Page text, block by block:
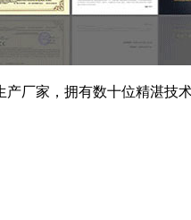
产厂家，拥有数十位精湛技